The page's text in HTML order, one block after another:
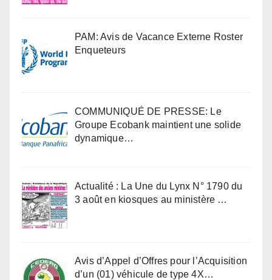
PAM: Avis de Vacance Externe Roster
Enqueteurs
COMMUNIQUÉ DE PRESSE: Le
Groupe Ecobank maintient une solide
dynamique…
Actualité : La Une du Lynx N° 1790 du
3 août en kiosques au ministère …
Avis d’Appel d’Offres pour l’Acquisition
d’un (01) véhicule de type 4X…